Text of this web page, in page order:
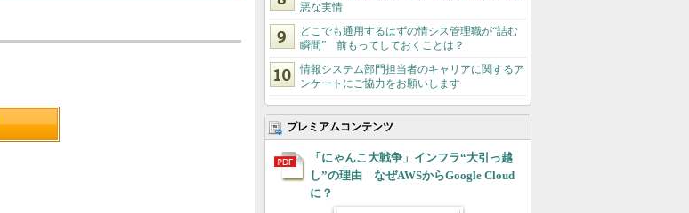
悪な実情
どこでも通用するはずの情シス管理職が“詰む
瞬間” 前もってしておくことは？
情報システム部門担当者のキャリアに関するア
ンケートにご協力をお願いします
プレミアムコンテンツ
「にゃんこ大戦争」インフラ“大引っ越
し”の理由 なぜAWSからGoogle Cloud
に？